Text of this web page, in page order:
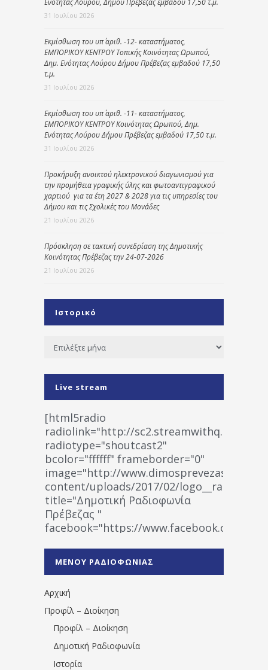
31 Ιουλίου 2026
Εκμίσθωση του υπ΄ αριθ. -12- καταστήματος,
ΕΜΠΟΡΙΚΟΥ ΚΕΝΤΡΟΥ Τοπικής Κοινότητας Ωρωπού,
Δημ. Ενότητας Λούρου Δήμου Πρέβεζας εμβαδού 17,50
τ.μ.
31 Ιουλίου 2026
Εκμίσθωση του υπ΄ αριθ. -11- καταστήματος,
ΕΜΠΟΡΙΚΟΥ ΚΕΝΤΡΟΥ Κοινότητας Ωρωπού, Δημ.
Ενότητας Λούρου Δήμου Πρέβεζας εμβαδού 17,50 τ.μ.
31 Ιουλίου 2026
Προκήρυξη ανοικτού ηλεκτρονικού διαγωνισμού για
την προμήθεια γραφικής ύλης και φωτοαντιγραφικού
χαρτιού για τα έτη 2027 & 2028 για τις υπηρεσίες του
Δήμου και τις Σχολικές του Μονάδες
21 Ιουλίου 2026
Πρόσκληση σε τακτική συνεδρίαση της Δημοτικής
Κοινότητας Πρέβεζας την 24-07-2026
21 Ιουλίου 2026
Ιστορικό
Ιστορικό
Live stream
[html5radio
radiolink="http://
radiotype="shoutcast2"
bcolor="ffffff" frameborder="0"
image="http://www.dimosprevezas.gr/wp-
content/uploads/2017/02/
title="Δημοτική Ραδιοφωνία
Πρέβεζας "
facebook="https://www.facebook.com/
1531194763766854/" artist="" ]
ΜΕΝΟΥ ΡΑΔΙΟΦΩΝΙΑΣ
Αρχική
Προφίλ – Διοίκηση
Προφίλ – Διοίκηση
Δημοτική Ραδιοφωνία
Ιστορία